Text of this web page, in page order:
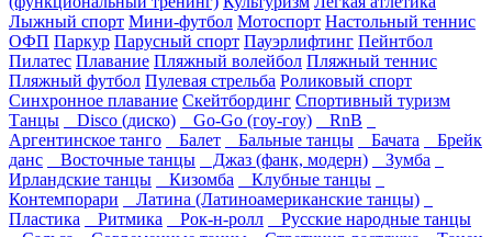
Лыжный спорт Мини-футбол Мотоспорт Настольный теннис
ОФП Паркур Парусный спорт Пауэрлифтинг Пейнтбол
Пилатес Плавание Пляжный волейбол Пляжный теннис
Пляжный футбол Пулевая стрельба Роликовый спорт
Синхронное плавание Скейтбординг Спортивный туризм
Танцы
Disco (диско) Go-Go (гоу-гоу)
RnB
Аргентинское танго
Балет Бальные танцы Бачата
Брейк
данс
Восточные танцы Джаз (фанк, модерн)
Зумба
Ирландские танцы
Кизомба
Клубные танцы
Контемпорари
Латина (Латиноамериканские танцы)
Пластика
Ритмика Рок-н-ролл
Русские народные танцы